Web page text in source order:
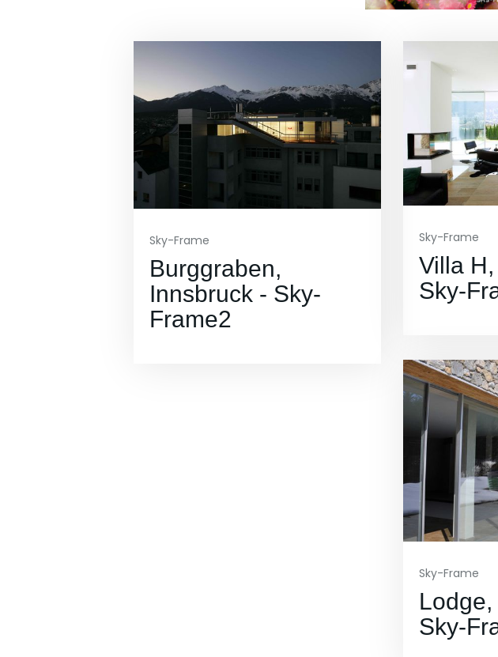
Sky-Frame
Burggraben,
Innsbruck - Sky-
Frame2
Sky-Frame
Villa
Sky-
Sky-Frame
Sky-